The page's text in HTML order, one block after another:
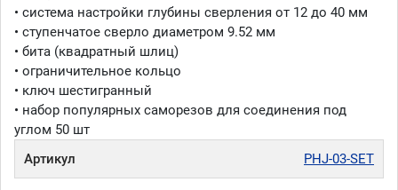
• кондуктор для соединения саморезами WOODWORK
PHJ-03 SET включает набор наиболее популярных
саморезов для соединения под углом в количестве 50
Бренд WOODWORK / ВУДВОРК (Россия)
Производство (Тайвань)
• система настройки глубины сверления от 12 до 40 мм
• ступенчатое сверло диаметром 9.52 мм
• бита (квадратный шлиц)
• ограничительное кольцо
• ключ шестигранный
• набор популярных саморезов для соединения под
углом 50 шт
Артикул
PHJ-03-SET